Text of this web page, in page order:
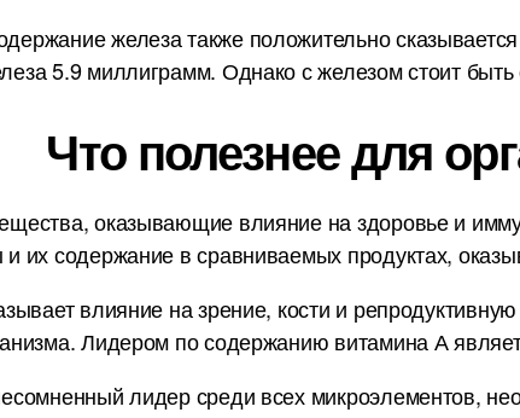
железа также положительно
5.9 миллиграмм. Однако с железом стоит
Что полезнее для
оказывающие влияние на здоровье и
их содержание в сравниваемых продуктах,
влияние на зрение, кости и
Лидером по содержанию витамина А
лидер среди всех микроэлементов,